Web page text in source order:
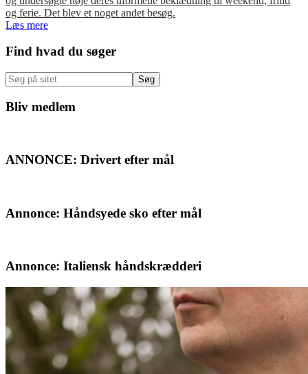
og ferie. Det blev et noget andet besøg.
Læs mere
Primær
Sidebar
Find hvad du søger
Søg
på
sitet
Bliv medlem
ANNONCE: Drivert efter mål
Annonce: Håndsyede sko efter mål
Annonce: Italiensk håndskrædderi